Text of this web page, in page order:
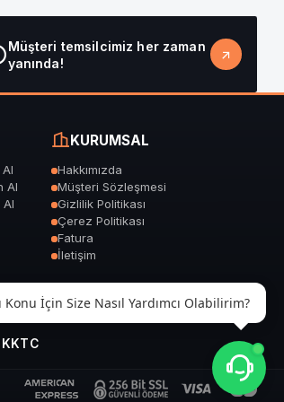
Müşteri temsilcimiz her zaman
yanında!
Al
Al
KURUMSAL
Hakkımızda
Müşteri Sözleşmesi
Gizlilik Politikası
Çerez Politikası
Fatura
İletişim
İçin Size Nasıl Yardımcı Olabilirim?